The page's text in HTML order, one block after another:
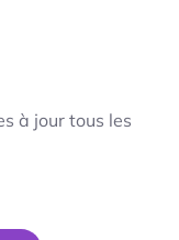
à jour tous les